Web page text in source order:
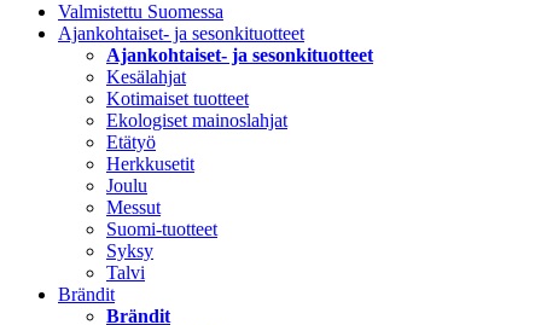
Valmistettu Suomessa
Ajankohtaiset- ja sesonkituotteet
Ajankohtaiset- ja sesonkituotteet
Kesälahjat
Kotimaiset tuotteet
Ekologiset mainoslahjat
Etätyö
Herkkusetit
Joulu
Messut
Suomi-tuotteet
Syksy
Talvi
Brändit
Brändit